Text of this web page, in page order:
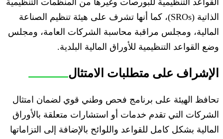
القواعد التنظيمية للبورصات وغيرها من المنظمات التنظيمية
الذاتية (SROs)، كما أنها تشرف على هيئة تنظيم الصناعة
المالية، ومجلس مراقبة محاسبة الشركات العامة، ومجلس
وضع القواعد التنظيمية للأوراق المالية البلدية.
الإشراف على متطلبات الامتثال
تحافظ الهيئة على برنامج فحص وطني قوي لضمان امتثال
الشركات التي تقدم خدمات أو استشارات متعلقة بالأوراق
المالية بشكل كامل للقواعد واللوائح بالإضافة إلى التزاماتها